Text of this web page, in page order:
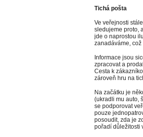
Tichá pošta
Ve veřejnosti
sledujeme proto,
jde o naprostou
zanadáváme,
Informace jsou
zpracovat a
Cesta k
zároveň hru na
Na začátku je
(ukradli mu auto,
se podporovat
pouze
posoudit, zda je
pořadí důležitosti